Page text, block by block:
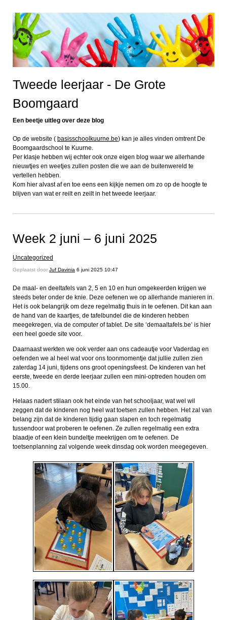
Tweede leerjaar - De Grote
Boomgaard
Een beetje uitleg over deze blog
Op de website ( basisschoolkuurne.be) kan je alles vinden omtrent De
Boomgaardschool te Kuurne.
Per klasje hebben wij echter ook onze eigen blog waar we allerhande
nieuwtjes en weetjes zullen posten die we aan de buitenwereld te
vertellen hebben.
Kom hier alvast af en toe eens een kijkje nemen om zo op de hoogte te
blijven van wat er reilt en zeilt in het tweede leerjaar.
Week 2 juni – 6 juni 2025
Uncategorized
Geplaatst door Juf Davinia 6 juni 2025 10:47
De maal- en deeltafels van 2, 5 en 10 en hun omgekeerden krijgen we
steeds beter onder de knie. Deze oefenen we op allerhande manieren in.
Het is ook belangrijk om deze regelmatig thuis in te oefenen. Dit kan aan
de hand van de kaartjes, de tafelbundel die de kinderen hebben
meegekregen, via de computer of tablet. De site ‘demaaltafels.be’ is hier
een heel goede site voor.
Daarnaast werkten we ook verder aan ons cadeautje voor Vaderdag en
oefenden we al heel wat voor ons toonmomentje dat jullie zullen zien
zaterdag 14 juni, tijdens ons groot openingsfeest. De kinderen van het
eerste, tweede en derde leerjaar zullen een mini-optreden houden om
15.00.
Helaas nadert stilaan ook het einde van het schooljaar, wat wel wil
zeggen dat de kinderen nog heel wat toetsen zullen hebben. Het zal van
belang zijn dat de kinderen tijdig gaan slapen en toch regelmatig
tussendoor wat proberen te oefenen. Ze zullen regelmatig een extra
blaadje of een klein bundeltje meekrijgen om te oefenen. De
toetsenplanning zal volgende week dinsdag ook worden meegegeven.